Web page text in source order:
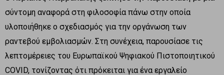
σύντομη αναφορά στη φιλοσοφία πάνω στην οποία
υλοποιήθηκε ο σχεδιασμός για την οργάνωση των
ραντεβού εμβολιασμών. Στη συνέχεια, παρουσίασε τις
λεπτομέρειες του Ευρωπαϊκού Ψηφιακού Πιστοποιητικού
COVID, τονίζοντας ότι πρόκειται για ένα εργαλείο